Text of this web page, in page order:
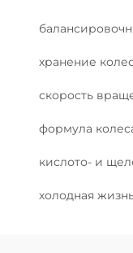
хранение
скорость
формула
кислото- и
холодная